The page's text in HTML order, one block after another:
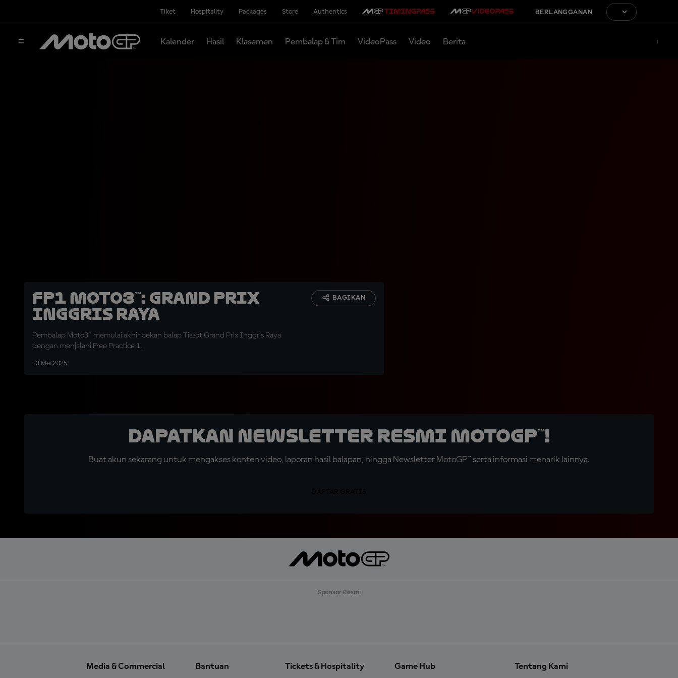
Tiket Hospitality Packages Store Authentics BERLANGGANAN
Kalender Hasil Klasemen Pembalap & Tim VideoPass Video Berita
FP1 Moto3™: Grand Prix
Inggris Raya
Pembalap Moto3™ memulai akhir pekan balap Tissot Grand Prix Inggris Raya
dengan menjalani Free Practice 1.
23 Mei 2025
BAGIKAN
Dapatkan Newsletter Resmi MotoGP™!
Buat akun sekarang untuk mengakses konten video, laporan hasil balapan, hingga Newsletter MotoGP™ serta informasi menarik lainnya.
Sponsor Resmi
Media & Commercial Bantuan Tickets & Hospitality Game Hub Tentang Kami